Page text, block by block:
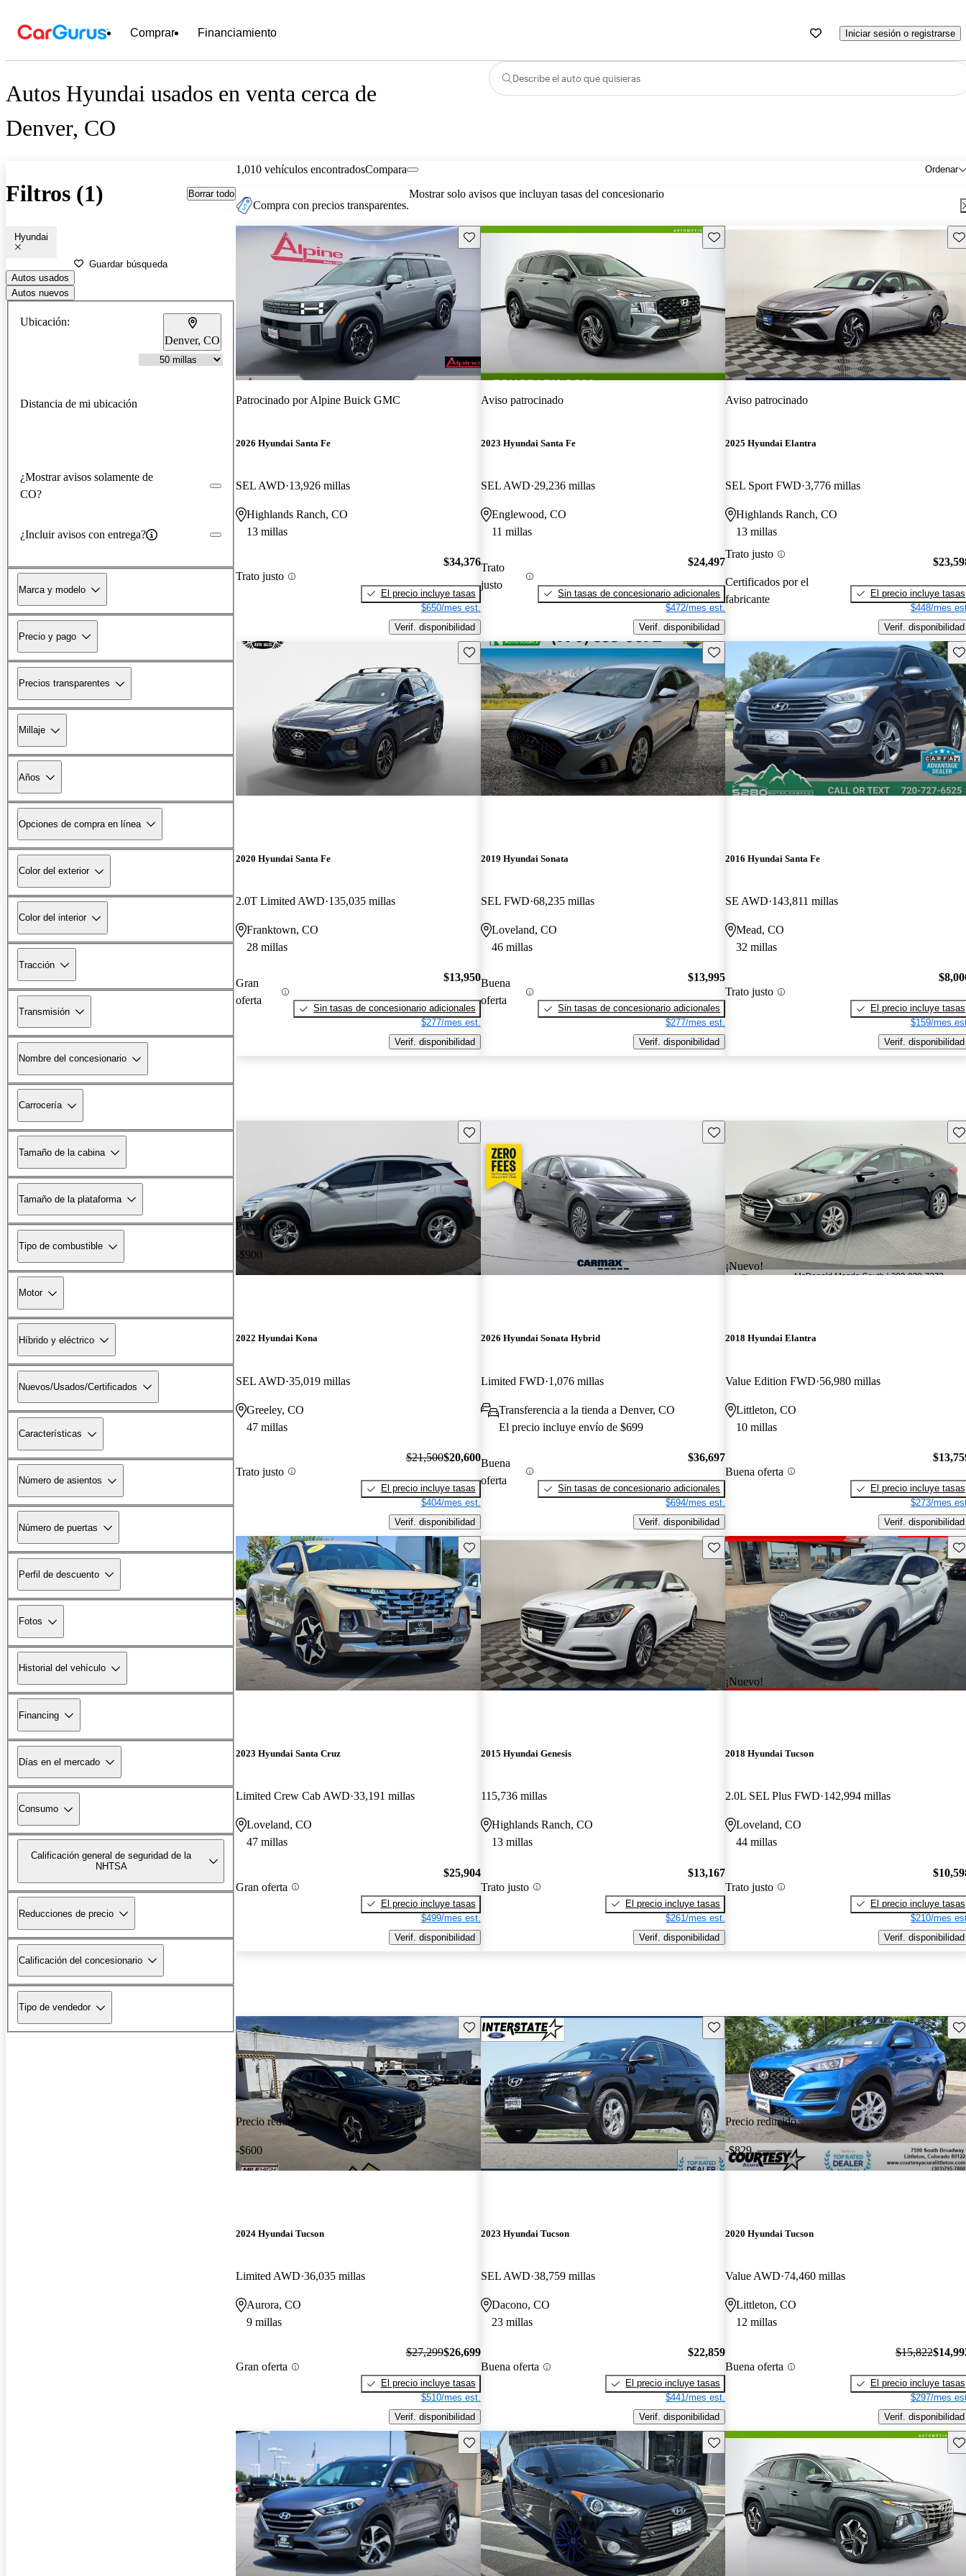
Comprar Financiamiento Iniciar sesión o registrarse
Autos Hyundai usados en venta cerca de
Denver, CO
Describe el auto que quisieras
Filtros (1) Borrar todo
Hyundai
Guardar búsqueda
Autos usados
Autos nuevos
Ubicación:
Denver, CO
Distancia de mi ubicación
¿Mostrar avisos solamente de
CO?
¿Incluir avisos con entrega?
Marca y modelo
Precio y pago
Precios transparentes
Millaje
Años
Opciones de compra en línea
Color del exterior
Color del interior
Tracción
Transmisión
Nombre del concesionario
Carrocería
Tamaño de la cabina
Tamaño de la plataforma
Tipo de combustible
Motor
Híbrido y eléctrico
Nuevos/Usados/Certificados
Características
Número de asientos
Número de puertas
Perfil de descuento
Fotos
Historial del vehículo
Financing
Días en el mercado
Consumo
Calificación general de seguridad de la
NHTSA
Reducciones de precio
Calificación del concesionario
Tipo de vendedor
1,010 vehículos encontrados Ordenar
Compara
Compra con precios transparentes.
Mostrar solo avisos que incluyan tasas del concesionario
Guarda este Aviso
Patrocinado porAlpine Buick GMC
2026 Hyundai Santa Fe
SEL AWD 13,926 millas
Highlands Ranch, CO
13 millas
Trato justo
$34,376
El precio incluye tasas
$650/mes est.
Verif. disponibilidad
Guarda este Aviso
Aviso patrocinado
2023 Hyundai Santa Fe
SEL AWD 29,236 millas
Englewood, CO
11 millas
Trato
justo
$24,497
Sin tasas de concesionario adicionales
$472/mes est.
Verif. disponibilidad
Aviso patrocinado
2025 Hyundai Elantra
SEL Sport FWD 3,776 millas
Highlands Ranch, CO
13 millas
Trato justo
Certificados por el
fabricante
El precio incluye tasas
$448/mes
Verif. disponibilidad
Guarda este Aviso
2020 Hyundai Santa Fe
2.0T Limited AWD 135,035 millas
Franktown, CO
28 millas
Gran
oferta
$13,950
Sin tasas de concesionario adicionales
$277/mes est.
Verif. disponibilidad
Guarda este Aviso
2019 Hyundai Sonata
SEL FWD 68,235 millas
Loveland, CO
46 millas
Buena
oferta
$13,995
Sin tasas de concesionario adicionales
$277/mes est.
Verif. disponibilidad
2016 Hyundai Santa Fe
SE AWD 143,811 millas
Mead, CO
32 millas
Trato justo
El precio incluye tasas
$159/mes
Verif. disponibilidad
Precio reducido
-$900
Guarda este Aviso
2022 Hyundai Kona
SEL AWD 35,019 millas
Greeley, CO
47 millas
Trato justo
$21,500$20,600
El precio incluye tasas
$404/mes est.
Verif. disponibilidad
Guarda este Aviso
2026 Hyundai Sonata Hybrid
Limited FWD 1,076 millas
Transferencia a la tienda a Denver, CO
El precio incluye envío de $699
Buena
oferta
$36,697
Sin tasas de concesionario adicionales
$694/mes est.
Verif. disponibilidad
¡Nuevo!
2018 Hyundai Elantra
Value Edition FWD 56,980 millas
Littleton, CO
10 millas
Buena oferta
El precio incluye tasas
$273/mes
Verif. disponibilidad
Guarda este Aviso
2023 Hyundai Santa Cruz
Limited Crew Cab AWD 33,191 millas
Loveland, CO
47 millas
Gran oferta
$25,904
El precio incluye tasas
$499/mes est.
Verif. disponibilidad
Guarda este Aviso
2015 Hyundai Genesis
115,736 millas
Highlands Ranch, CO
13 millas
Trato justo
$13,167
El precio incluye tasas
$261/mes est.
Verif. disponibilidad
¡Nuevo!
2018 Hyundai Tucson
2.0L SEL Plus FWD 142,994 millas
Loveland, CO
44 millas
Trato justo
El precio incluye tasas
$210/mes
Verif. disponibilidad
Precio reducido
-$600
Guarda este Aviso
2024 Hyundai Tucson
Limited AWD 36,035 millas
Aurora, CO
9 millas
Gran oferta
$27,299$26,699
El precio incluye tasas
$510/mes est.
Verif. disponibilidad
Guarda este Aviso
2023 Hyundai Tucson
SEL AWD 38,759 millas
Dacono, CO
23 millas
Buena oferta
$22,859
El precio incluye tasas
$441/mes est.
Verif. disponibilidad
Precio reducido
-$829
2020 Hyundai Tucson
Value AWD 74,460 millas
Littleton, CO
12 millas
Buena oferta
$15,822
El precio incluye tasas
$297/mes
Verif. disponibilidad
Guarda este Aviso Guarda este Aviso